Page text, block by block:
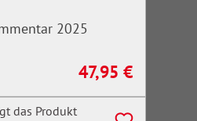
2025
Regulärer Preis:
47,95 €